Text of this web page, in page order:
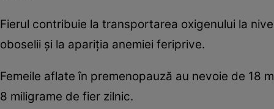
Fierul contribuie la transportarea oxigenului la
oboselii şi la apariţia anemiei feriprive.
Femeile aflate în premenopauză au nevoie de 18
8 miligrame de fier zilnic.